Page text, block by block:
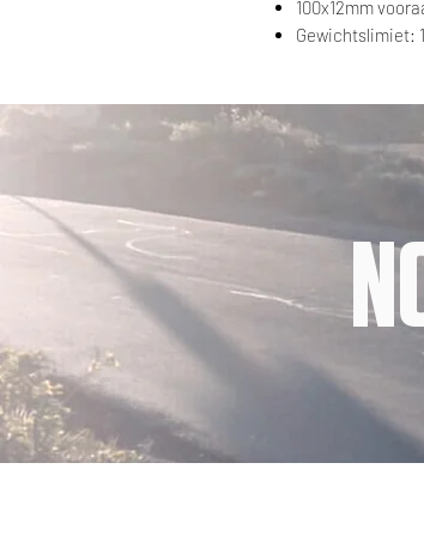
100x12mm
Gewichtslimiet: